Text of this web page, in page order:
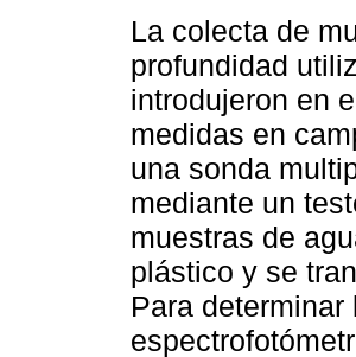
La colecta de
profundidad
introdujeron en
medidas en
una sonda
mediante un
muestras de
plástico y se
Para